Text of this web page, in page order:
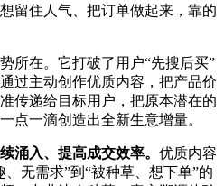
留住人气、把订单做起来，靠的
所在。它打破了用户“先搜后买”
过主动创作优质内容，把产品价
传递给目标用户，把原本潜在的
点一滴创造出全新生意增量。
涌入、提高成交效率。 优质内容
无需求”到“被种草、想下单”的